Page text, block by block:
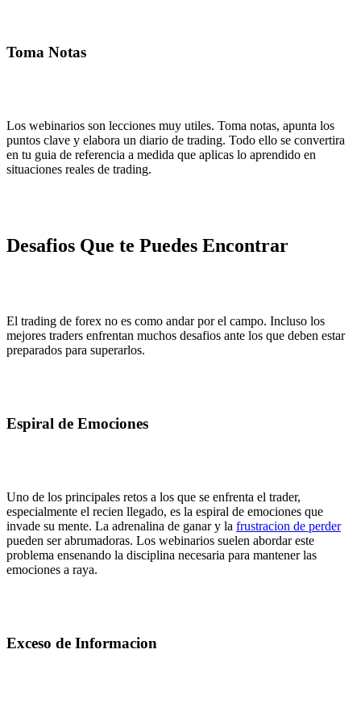
Toma Notas
Los webinarios son lecciones muy utiles. Toma notas, apunta los
puntos clave y elabora un diario de trading. Todo ello se convertira
en tu guia de referencia a medida que aplicas lo aprendido en
situaciones reales de trading.
Desafios Que te Puedes Encontrar
El trading de forex no es como andar por el campo. Incluso los
mejores traders enfrentan muchos desafios ante los que deben estar
preparados para superarlos.
Espiral de Emociones
Uno de los principales retos a los que se enfrenta el trader,
especialmente el recien llegado, es la espiral de emociones que
invade su mente. La adrenalina de ganar y la frustracion de perder
pueden ser abrumadoras. Los webinarios suelen abordar este
problema ensenando la disciplina necesaria para mantener las
emociones a raya.
Exceso de Informacion